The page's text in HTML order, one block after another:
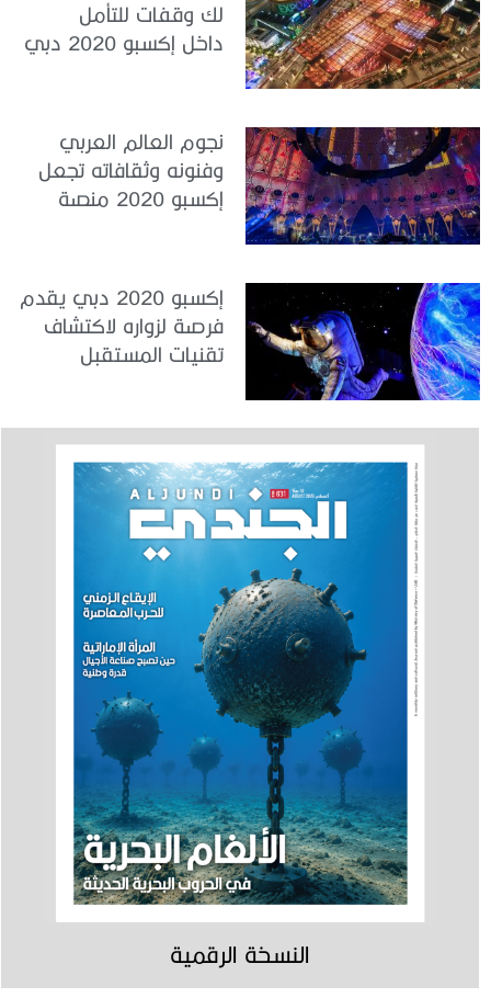
لك وقفات للتأمل
داخل إكسبو 2020 دبي
نجوم العالم العربي
وفنونه وثقافاته تجعل
إكسبو 2020 منصة
إكسبو 2020 دبي يقدم
فرصة لزواره لاكتشاف
تقنيات المستقبل
النسخة الرقمية